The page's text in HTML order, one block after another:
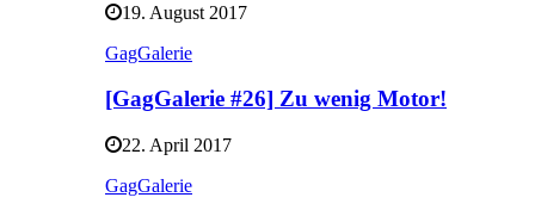
19. August 2017
GagGalerie
[GagGalerie #26] Zu wenig Motor!
22. April 2017
GagGalerie